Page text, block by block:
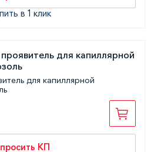
в 1 клик
для капиллярной
КП